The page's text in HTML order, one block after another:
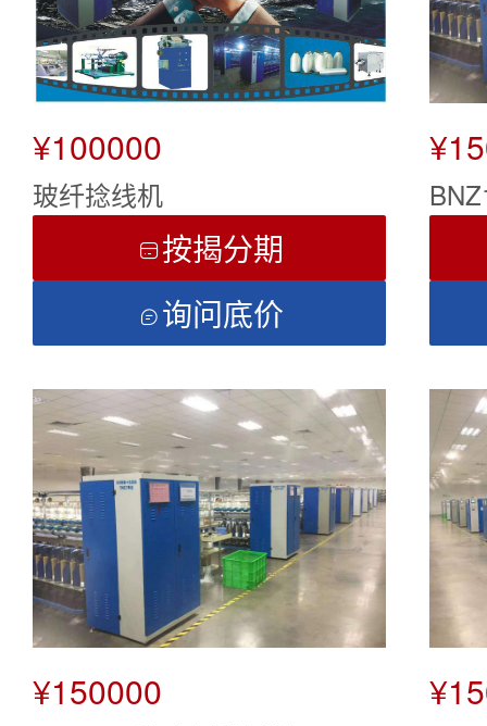
¥100000
玻纤捻线机
按揭分期
 询问底价
¥150000